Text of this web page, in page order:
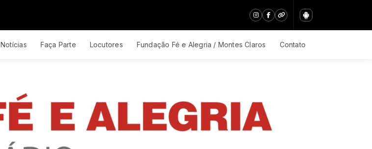
Notícias Faça Parte Locutores Fundação Fé e Alegria / Montes Claros Contato